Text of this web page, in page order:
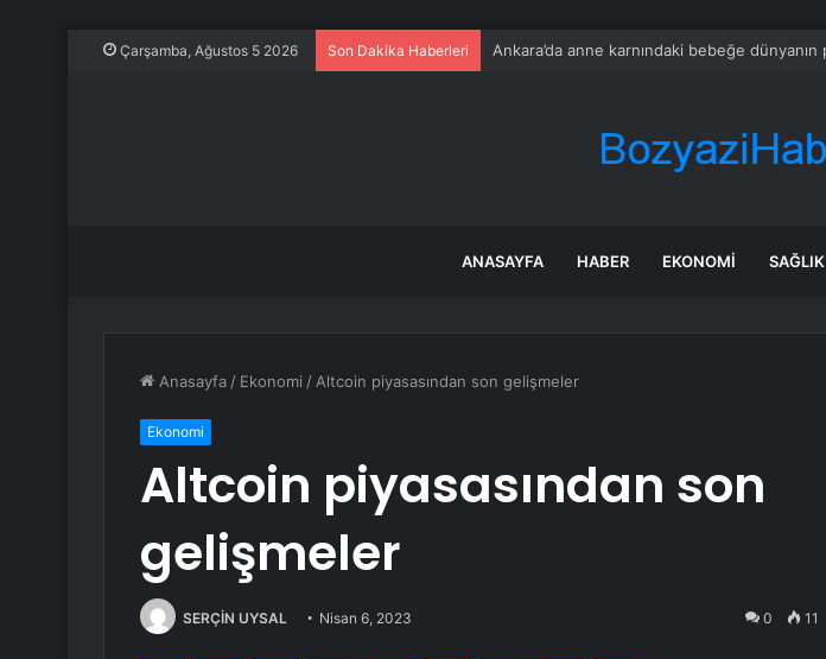
Çarşamba, Ağustos 5 2026 Son Dakika Haberleri Konya’da protokol bayramlaştı
ANASAYFA HABER EKONOMI SAĞLIK
Anasayfa / Ekonomi / Altcoin piyasasından son gelişmeler
Ekonomi
Altcoin piyasasından son
gelişmeler
SERÇİN UYSAL Nisan 6, 2023 0 11